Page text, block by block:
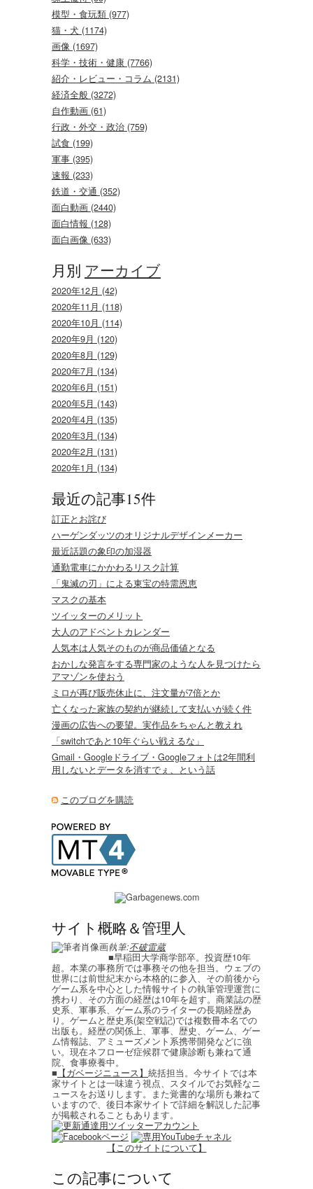
模型・食玩類 (977)
猫・犬 (1174)
画像 (1697)
科学・技術・健康 (7766)
紹介・レビュー・コラム (2131)
経済全般 (3272)
自作動画 (61)
行政・外交・政治 (759)
試食 (199)
軍事 (395)
速報 (233)
鉄道・交通 (352)
面白動画 (2440)
面白情報 (128)
面白画像 (633)
月別 アーカイブ
2020年12月 (42)
2020年11月 (118)
2020年10月 (114)
2020年9月 (120)
2020年8月 (129)
2020年7月 (134)
2020年6月 (151)
2020年5月 (143)
2020年4月 (135)
2020年3月 (134)
2020年2月 (131)
2020年1月 (134)
最近の記事15件
訂正とお詫び
ハーゲンダッツのオリジナルデザインメーカー
最近話題の象印の加湿器
通勤電車にかかわるリスク計算
「鬼滅の刃」による東宝の特需恩恵
マスクの基本
ツイッターのメリット
大人のアドベントカレンダー
人気本は人気そのものが商品価値となる
おかしな発言をする専門家のような人を見つけたら
アマゾンを使おう
ミロが再び販売休止に、注文量が7倍とか
亡くなった家族の契約が継続して支払いが続く件
漫画の広告への要望。実作品をちゃんと教えれ
「switchであと10年ぐらい戦えるな」
Gmail・Googleドライブ・Googleフォトは2年間利
用しないとデータを消すでぇ、という話
このブログを購読
サイト概略＆管理人
執筆:不破雷蔵
■早稲田大学商学部卒。投資歴10年
超。本業の事務所では事務その他を担当。ウェブの
世界には前世紀末から本格的に参入、その前後から
ゲーム系を中心とした情報サイトの執筆管理運営に
携わり、その方面の経歴は10年を超す。商業誌の歴
史系、軍事系、ゲーム系のライターの長期経歴あ
り。ゲームと歴史系(架空戦記)では複数冊本名での
出版も。経歴の関係上、軍事、歴史、ゲーム、ゲー
ム情報誌、アミューズメント系携帯開発などに強
い。現在ネフローゼ症候群で健康診断も兼ねて通
院、食事療養中。
■ 【ガベージニュース】 統括担当。今サイトでは本
家サイトとは一味違う視点、スタイルでお気軽なニ
ュースをお送りします。また覚書的な場所も兼ねて
いますので、後日本家サイトで詳細を解説した記事
が掲載されることもあります。
【このサイトについて】
この記事について